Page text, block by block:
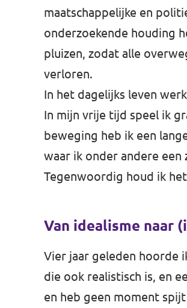
maatschappelijke en
onderzoekende houding
pluizen, zodat alle
verloren.
In het dagelijks leven
In mijn vrije tijd speel ik
beweging heb ik een
waar ik onder andere een
Tegenwoordig houd ik
Van idealisme naar
Vier jaar geleden hoorde
die ook realistisch is, en
en heb geen moment